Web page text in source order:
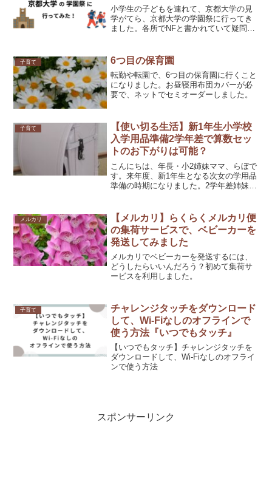
小学生の子どもを連れて、京都大学の見
学がてら、京都大学の学園祭に行ってき
ました。各所でNFと書かれていて疑問だ
11月20日（水）～23日（土）京都大...
子育て 6つ目の保育園
転勤や転園で、6つ目の保育園に行くこと
になりました。お昼寝用布団カバーが必
要で、ネットでセミオーダーしました。
子育て
【使い切る生活】新1年生小学校
入学用品準備2学年差で算数セッ
トのお下がりは可能？
こんにちは、年長・小2姉妹ママ、らぼで
す。来年度、新1年生となる次女の学用品
準備の時期になりました。2学年差姉妹だ
なきゃなぁと思っていましたが、その前
に、一呼吸おいて家...
メルカリ
【メルカリ】らくらくメルカリ便
の集荷サービスで、ベビーカーを
発送してみました
メルカリでベビーカーを発送するには、
どうしたらいいんだろう？初めて集荷サ
ービスを利用しました。
子育て
チャレンジタッチをダウンロード
して、Wi-Fiなしのオフラインで
使う方法『いつでもタッチ』
【いつでもタッチ】チャレンジタッチを
ダウンロードして、Wi-Fiなしのオフライ
ンで使う方法
スポンサーリンク